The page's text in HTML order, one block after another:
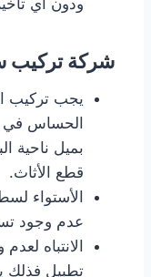
شركة تركيب
يجب تركيب
الحساس في
بميل ناحية
قطع الأثاث.
الأستواء
عدم وجود
الانتباه
تطبيل فذلك